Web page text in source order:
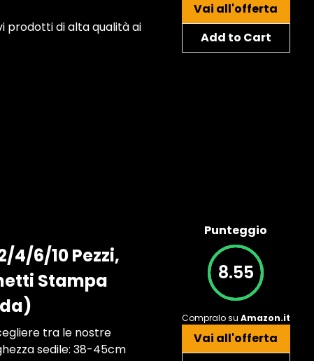
prodotti di alta qualità ai
Vai all'offerta
Add to Cart
4/6/10 Pezzi,
Stampa
tra le nostre
sedile: 38-45cm
Punteggio
8.55
Compralo su Amazon.it
Vai all'offerta